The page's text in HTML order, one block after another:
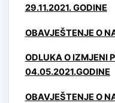
29.11.2021. GODINE
OBAVJEŠTENJE O
ODLUKA O IZMJENI
04.05.2021.GODINE
OBAVJEŠTENJE O